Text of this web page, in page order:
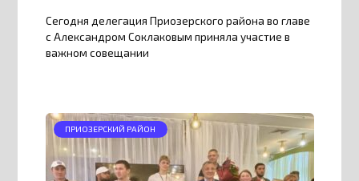
Сегодня делегация Приозерского района во главе
с Александром Соклаковым приняла участие в
важном совещании
ПРИОЗЕРСКИЙ РАЙОН